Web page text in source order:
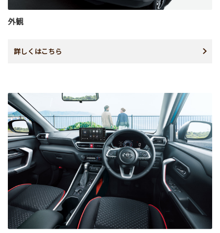
外観
詳しくはこちら